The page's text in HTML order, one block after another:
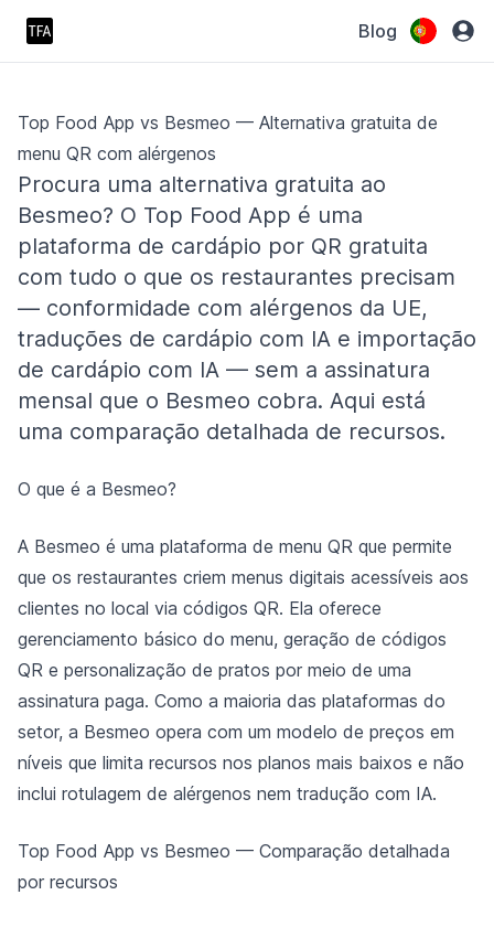
Blog
Top Food App vs Besmeo — Alternativa gratuita de
menu QR com alérgenos
Procura uma alternativa gratuita ao
Besmeo? O Top Food App é uma
plataforma de cardápio por QR gratuita
com tudo o que os restaurantes precisam
— conformidade com alérgenos da UE,
traduções de cardápio com IA e importação
de cardápio com IA — sem a assinatura
mensal que o Besmeo cobra. Aqui está
uma comparação detalhada de recursos.
O que é a Besmeo?
A Besmeo é uma plataforma de menu QR que permite
que os restaurantes criem menus digitais acessíveis aos
clientes no local via códigos QR. Ela oferece
gerenciamento básico do menu, geração de códigos
QR e personalização de pratos por meio de uma
assinatura paga. Como a maioria das plataformas do
setor, a Besmeo opera com um modelo de preços em
níveis que limita recursos nos planos mais baixos e não
inclui rotulagem de alérgenos nem tradução com IA.
Top Food App vs Besmeo — Comparação detalhada
por recursos